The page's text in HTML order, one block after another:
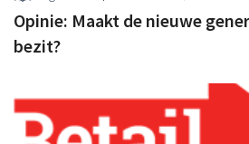
Opinie: Maakt de nieuwe
bezit?